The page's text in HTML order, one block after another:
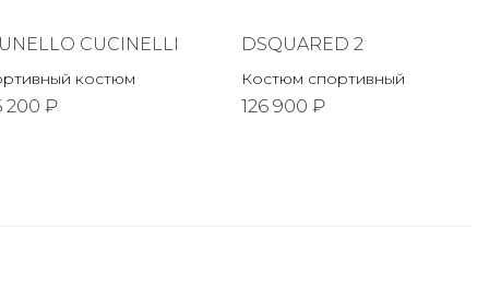
CUCINELLI
костюм
200 ₽
DSQUARED 2
Костюм спортивный
126 900 ₽